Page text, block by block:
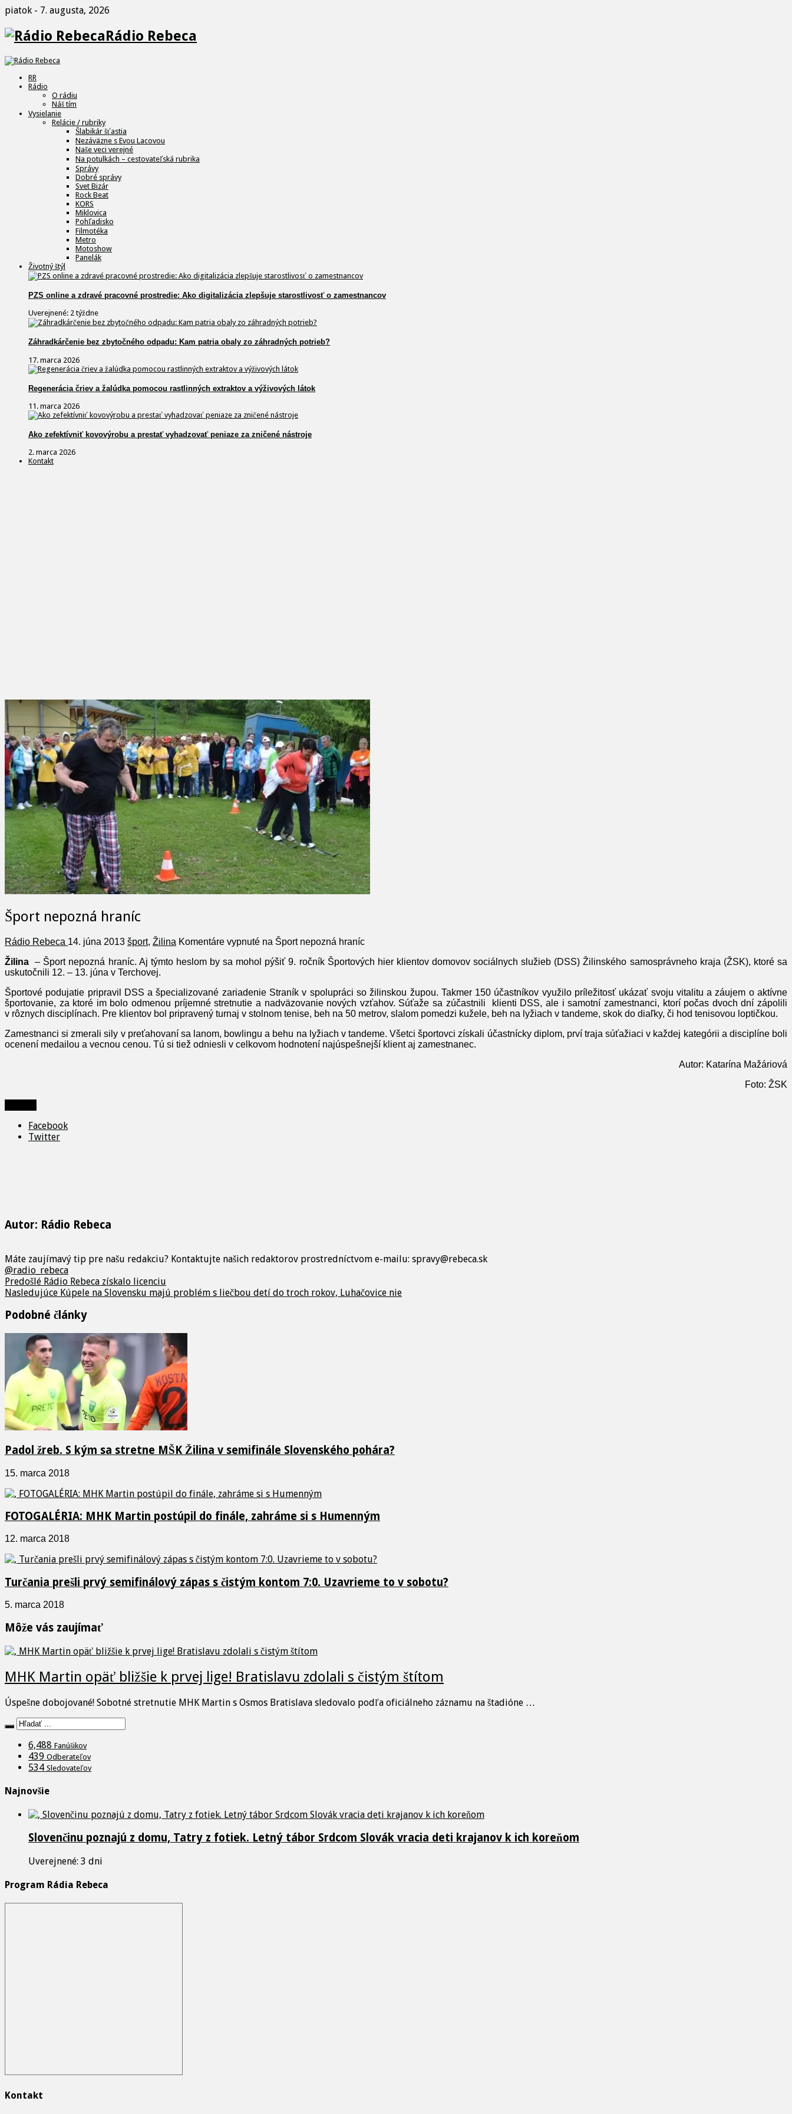
piatok - 7. augusta, 2026
Rádio Rebeca
RR
Rádio
O rádiu
Náš tím
Vysielanie
Relácie / rubriky
Šlabikár šťastia
Nezáväzne s Evou Lacovou
Naše veci verejné
Na potulkách – cestovateľská rubrika
Správy
Dobré správy
Svet Bizár
Rock Beat
KORS
Miklovica
Pohľadisko
Filmotéka
Metro
Motoshow
Panelák
Životný štýl
PZS online a zdravé pracovné prostredie: Ako digitalizácia zlepšuje starostlivosť o zamestnancov
Uverejnené: 2 týždne
Záhradkárčenie bez zbytočného odpadu: Kam patria obaly zo záhradných potrieb?
17. marca 2026
Regenerácia čriev a žalúdka pomocou rastlinných extraktov a výživových látok
11. marca 2026
Ako zefektívniť kovovýrobu a prestať vyhadzovať peniaze za zničené nástroje
2. marca 2026
Kontakt
Šport nepozná hraníc
Rádio Rebeca 14. júna 2013 šport, Žilina Komentáre vypnuté na Šport nepozná hraníc
Žilina – Šport nepozná hraníc. Aj týmto heslom by sa mohol pýšiť 9. ročník Športových hier klientov domovov sociálnych služieb (DSS) Žilinského samosprávneho kraja (ŽSK), ktoré sa
uskutočnili 12. – 13. júna v Terchovej.
Športové podujatie pripravil DSS a špecializované zariadenie Straník v spolupráci so žilinskou župou. Takmer 150 účastníkov využilo príležitosť ukázať svoju vitalitu a záujem o aktívne
športovanie, za ktoré im bolo odmenou príjemné stretnutie a nadväzovanie nových vzťahov. Súťaže sa zúčastnili klienti DSS, ale i samotní zamestnanci, ktorí počas dvoch dní zápolili
v rôznych disciplínach. Pre klientov bol pripravený turnaj v stolnom tenise, beh na 50 metrov, slalom pomedzi kužele, beh na lyžiach v tandeme, skok do diaľky, či hod tenisovou loptičkou.
Zamestnanci si zmerali sily v preťahovaní sa lanom, bowlingu a behu na lyžiach v tandeme. Všetci športovci získali účastnícky diplom, prví traja súťažiaci v každej kategórii a disciplíne boli
ocenení medailou a vecnou cenou. Tú si tiež odniesli v celkovom hodnotení najúspešnejší klient aj zamestnanec.
Autor: Katarína Mažáriová
Foto: ŽSK
Facebook
Twitter
Autor: Rádio Rebeca
Máte zaujímavý tip pre našu redakciu? Kontaktujte našich redaktorov prostredníctvom e-mailu: spravy@rebeca.sk
@radio_rebeca
Predošlé Rádio Rebeca získalo licenciu
Nasledujúce Kúpele na Slovensku majú problém s liečbou detí do troch rokov, Luhačovice nie
Podobné články
Padol žreb. S kým sa stretne MŠK Žilina v semifinále Slovenského pohára?
15. marca 2018
FOTOGALÉRIA: MHK Martin postúpil do finále, zahráme si s Humenným
12. marca 2018
Turčania prešli prvý semifinálový zápas s čistým kontom 7:0. Uzavrieme to v sobotu?
5. marca 2018
Môže vás zaujímať
MHK Martin opäť bližšie k prvej lige! Bratislavu zdolali s čistým štítom
Úspešne dobojované! Sobotné stretnutie MHK Martin s Osmos Bratislava sledovalo podľa oficiálneho záznamu na štadióne …
6,488 Fanúšikov
439 Odberateľov
534 Sledovateľov
Najnovšie
Slovenčinu poznajú z domu, Tatry z fotiek. Letný tábor Srdcom Slovák vracia deti krajanov k ich koreňom
Uverejnené: 3 dni
Program Rádia Rebeca
Kontakt